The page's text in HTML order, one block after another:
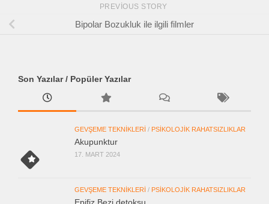
PREVIOUS STORY
Bipolar Bozukluk ile ilgili filmler
Son Yazılar / Popüler Yazılar
GEVŞEME TEKNIKLERI / PSIKOLOJIK RAHATSIZLIKLAR
Akupunktur
17. MART 2024
GEVŞEME TEKNIKLERI / PSIKOLOJIK RAHATSIZLIKLAR